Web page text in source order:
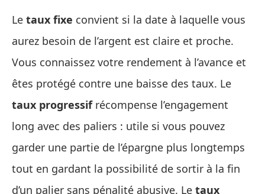
Le taux fixe convient si la date à laquelle vous
aurez besoin de l’argent est claire et proche.
Vous connaissez votre rendement à l’avance et
êtes protégé contre une baisse des taux. Le
taux progressifrécompense l’engagement
long avec des paliers : utile si vous pouvez
garder une partie de l’épargne plus longtemps
tout en gardant la possibilité de sortir à la fin
d’un palier sans pénalité abusive. Le taux